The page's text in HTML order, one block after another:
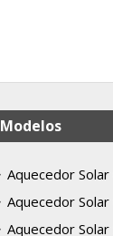
Modelos
Aquecedor
Aquecedor
Aquecedor